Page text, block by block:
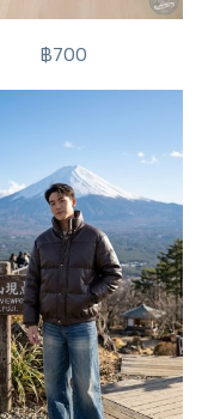
฿700